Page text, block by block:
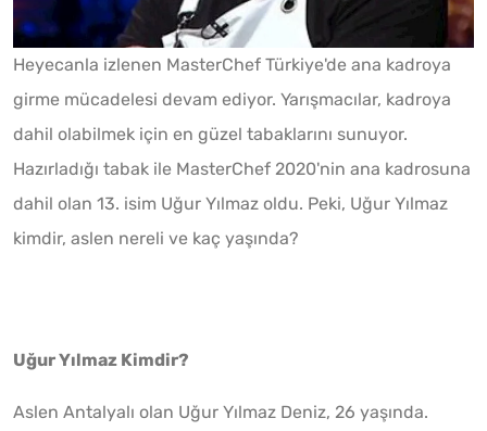
Heyecanla izlenen MasterChef Türkiye'de ana kadroya
girme mücadelesi devam ediyor. Yarışmacılar, kadroya
dahil olabilmek için en güzel tabaklarını sunuyor.
Hazırladığı tabak ile MasterChef 2020'nin ana kadrosuna
dahil olan 13. isim Uğur Yılmaz oldu. Peki, Uğur Yılmaz
kimdir, aslen nereli ve kaç yaşında?
Uğur Yılmaz Kimdir?
Aslen Antalyalı olan Uğur Yılmaz Deniz, 26 yaşında.